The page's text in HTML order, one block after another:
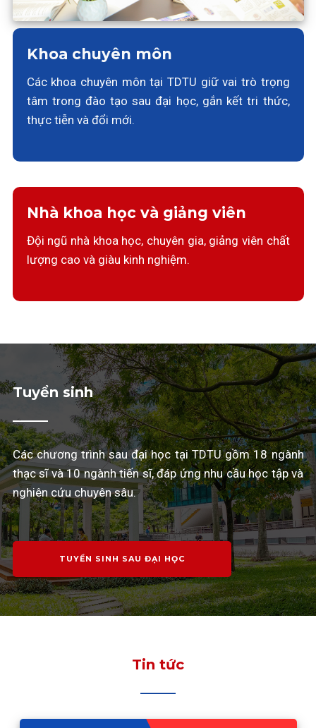
Khoa chuyên môn
Các khoa chuyên môn tại TDTU giữ vai trò trọng
tâm trong đào tạo sau đại học, gắn kết tri thức,
thực tiễn và đổi mới.
Nhà khoa học và giảng viên
Đội ngũ nhà khoa học, chuyên gia, giảng viên chất
lượng cao và giàu kinh nghiệm.
Tuyển sinh
Các chương trình sau đại học tại TDTU gồm 18 ngành
thạc sĩ và 10 ngành tiến sĩ, đáp ứng nhu cầu học tập và
nghiên cứu chuyên sâu.
TUYỂN SINH SAU ĐẠI HỌC
Tin tức